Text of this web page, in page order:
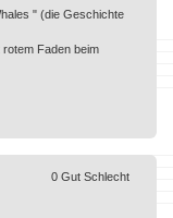
" (die Geschichte
Faden beim
0 Gut Schlecht